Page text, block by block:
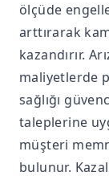
ölçüde
arttırarak
kazandırır.
maliyetlerde
sağlığı
taleplerine
müşteri
bulunur.